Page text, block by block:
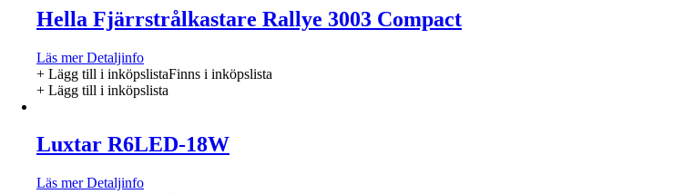
Hella Fjärrstrålkastare Rallye 3003 Compact
Läs merDetaljinfo
+ Lägg till i inköpslistaFinns i inköpslista
+ Lägg till i inköpslista
Luxtar R6LED-18W
Läs merDetaljinfo